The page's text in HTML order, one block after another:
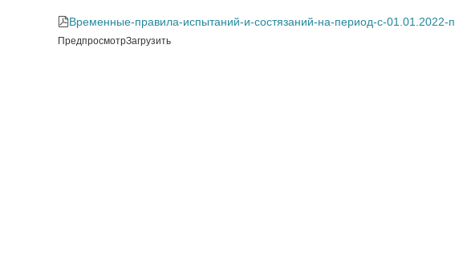
Временные-правила-испытаний-и-состязаний-на-период-с-01.01.2022-
ПредпросмотрЗагрузить